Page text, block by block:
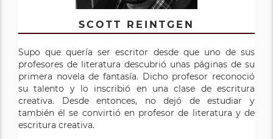
SCOTT REINTGEN
Supo que quería ser escritor desde que uno de sus
profesores de literatura descubrió unas páginas de su
primera novela de fantasía. Dicho profesor reconoció
su talento y lo inscribió en una clase de escritura
creativa. Desde entonces, no dejó de estudiar y
también él se convirtió en profesor de literatura y de
escritura creativa.